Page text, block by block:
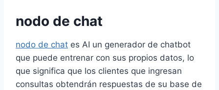
nodo de chat
nodo de chat es AI un generador de chatbot
que puede entrenar con sus propios datos, lo
que significa que los clientes que ingresan
consultas obtendrán respuestas de su base de